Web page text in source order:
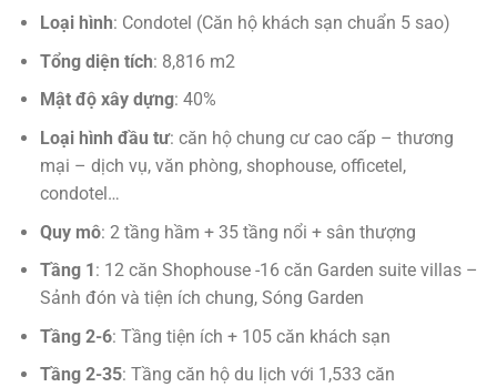
Loại hình: Condotel (Căn hộ khách sạn chuẩn 5 sao)
Tổng diện tích: 8,816 m2
Mật độ xây dựng: 40%
Loại hình đầu tư: căn hộ chung cư cao cấp – thương
mại – dịch vụ, văn phòng, shophouse, officetel,
condotel…
Quy mô: 2 tầng hầm + 35 tầng nổi + sân thượng
Tầng 1 : 12 căn Shophouse -16 căn Garden suite villas –
Sảnh đón và tiện ích chung, Sóng Garden
Tầng 2-6: Tầng tiện ích + 105 căn khách sạn
Tầng 2-35: Tầng căn hộ du lịch với 1,533 căn